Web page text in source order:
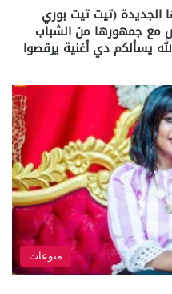
الجديدة (تيت تيت بوري
مع جمهورها من الشباب
يسألكم دي أغنية يرقصوا
منوعات